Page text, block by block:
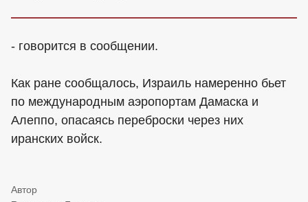
- говорится в сообщении.
Как ране сообщалось, Израиль намеренно бьет
по международным аэропортам Дамаска и
Алеппо, опасаясь переброски через них
иранских войск.